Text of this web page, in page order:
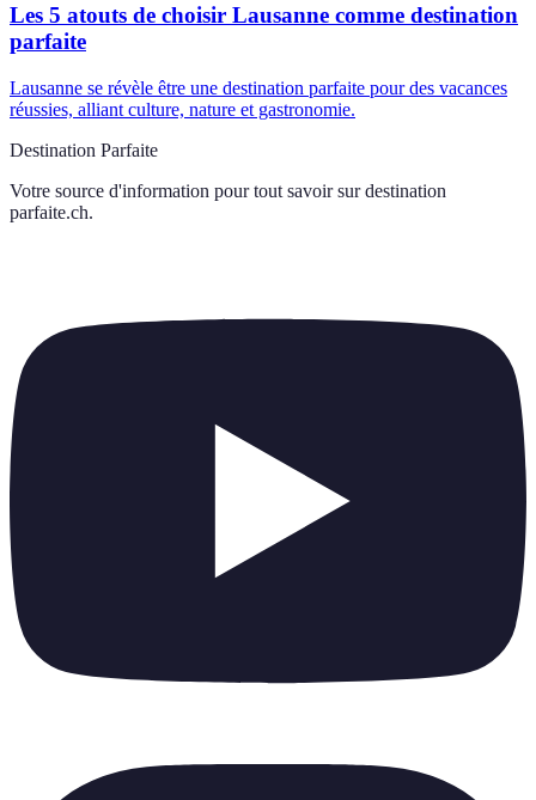
Les 5 atouts de choisir Lausanne comme destination
parfaite
Lausanne se révèle être une destination parfaite pour des vacances
réussies, alliant culture, nature et gastronomie.
Destination Parfaite
Votre source d'information pour tout savoir sur destination
parfaite.ch.